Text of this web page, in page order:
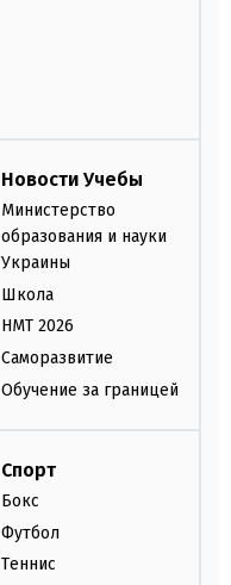
Новости Учебы
Министерство
образования и науки
Украины
Школа
НМТ 2026
Саморазвитие
Обучение за границей
Спорт
Бокс
Футбол
Теннис